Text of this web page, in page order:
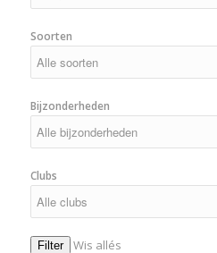
Soorten
Bijzonderheden
Clubs
Filter Wis allés